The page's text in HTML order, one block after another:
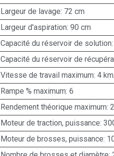
Largeur de lavage: 72 cm
Largeur d'aspiration: 90 cm
Capacité du réservoir de
Capacité du réservoir de
Vitesse de travail maximum: 4
Rampe % maximum: 6
Rendement théorique maximum:
Moteur de traction, puissance:
Moteur de brosses, puissance: